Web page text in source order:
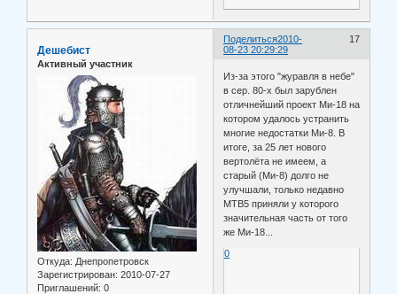
Поделиться 17
2010-
08-23 20:29:29
Дешебист
Активный участник
Откуда: Днепропетровск
Зарегистрирован: 2010-07-27
Приглашений: 0
Из-за этого "журавля в небе"
в сер. 80-х был зарублен
отличнейший проект Ми-18 на
котором удалось устранить
многие недостатки Ми-8. В
итоге, за 25 лет нового
вертолёта не имеем, а
старый (Ми-8) долго не
улучшали, только недавно
МТВ5 приняли у которого
значительная часть от того
же Ми-18...
0